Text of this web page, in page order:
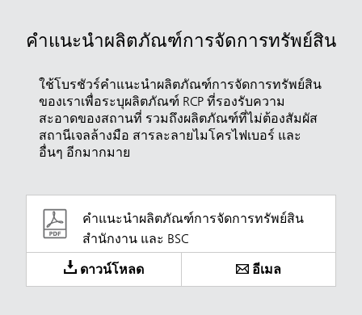
คำแนะนำผลิตภัณฑ์การจัดการทรัพย์สิน
คำแนะนำผลิตภัณฑ์การจัดการทรัพย์สิน
สำนักงาน และ BSC
ดาวน์โหลด อีเมล
ใช้โบรชัวร์คำแนะนำผลิตภัณฑ์การจัดการทรัพย์สิน
ของเราเพื่อระบุผลิตภัณฑ์ RCP ที่รองรับความ
สะอาดของสถานที่ รวมถึงผลิตภัณฑ์ที่ไม่ต้องสัมผัส
สถานีเจลล้างมือ สารละลายไมโครไฟเบอร์ และ
อื่นๆ อีกมากมาย